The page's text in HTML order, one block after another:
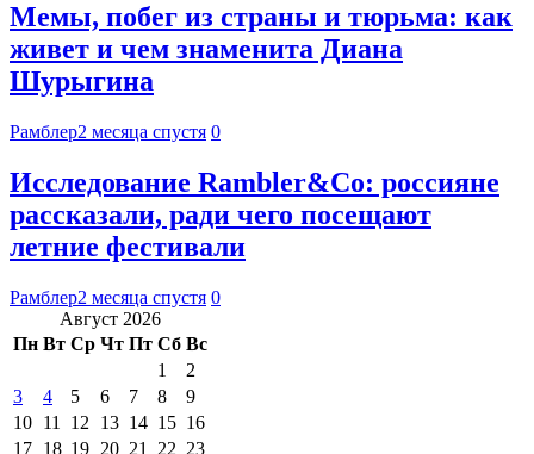
Мемы, побег из страны и тюрьма: как
живет и чем знаменита Диана
Шурыгина
Рамблер2 месяца спустя 0
Исследование Rambler&Co: россияне
рассказали, ради чего посещают
летние фестивали
Рамблер2 месяца спустя 0
Август 2026
Пн Вт Ср Чт Пт Сб Вс
1
2
3
4 5 6 7 8
9
10 11 12 13 14 15 16
17 18 19 20 21 22 23